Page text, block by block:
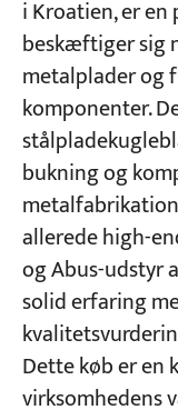
Kontakt os
i Kroatien, er
beskæftiger sig
metalplader og
komponenter.
bukning og
allerede high-
og Abus-udstyr
solid erfaring
Dette køb er en
virksomhedens